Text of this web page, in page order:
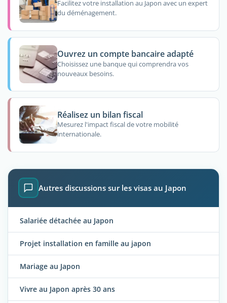
Facilitez votre installation au Japon avec un expert
du déménagement.
Ouvrez un compte bancaire adapté
Choisissez une banque qui comprendra vos
nouveaux besoins.
Réalisez un bilan fiscal
Mesurez l'impact fiscal de votre mobilité
internationale.
Autres discussions sur les visas au Japon
Salariée détachée au Japon
Projet installation en famille au japon
Mariage au Japon
Vivre au Japon après 30 ans